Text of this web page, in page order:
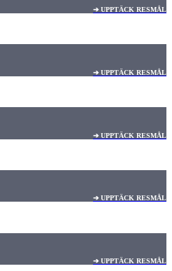
➔ UPPTÄCK RESMÅL
➔ UPPTÄCK RESMÅL
➔ UPPTÄCK RESMÅL
➔ UPPTÄCK RESMÅL
➔ UPPTÄCK RESMÅL